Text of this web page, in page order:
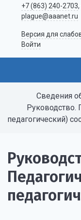
+7 (863) 240-2703,
plague@aaanet.ru
Версия для
Войти
Сведения
Руководство.
педагогический)